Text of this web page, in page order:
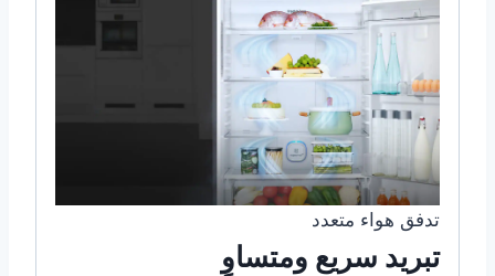
تدفق هواء متعدد
تبريد سريع ومتساوٍ